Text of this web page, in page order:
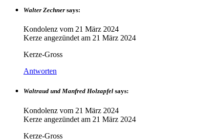
Walter Zechner says:
Kondolenz vom 21 März 2024
Kerze angezündet am 21 März 2024
Kerze-Gross
Antworten
Waltraud und Manfred Holzapfel says:
Kondolenz vom 21 März 2024
Kerze angezündet am 21 März 2024
Kerze-Gross